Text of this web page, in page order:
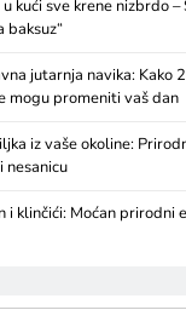
kući sve krene nizbrdo
baksuz“
jutarnja navika: Kako
mogu promeniti vaš dan
iz vaše okoline:
nesanicu
i klinčići: Moćan prirodni